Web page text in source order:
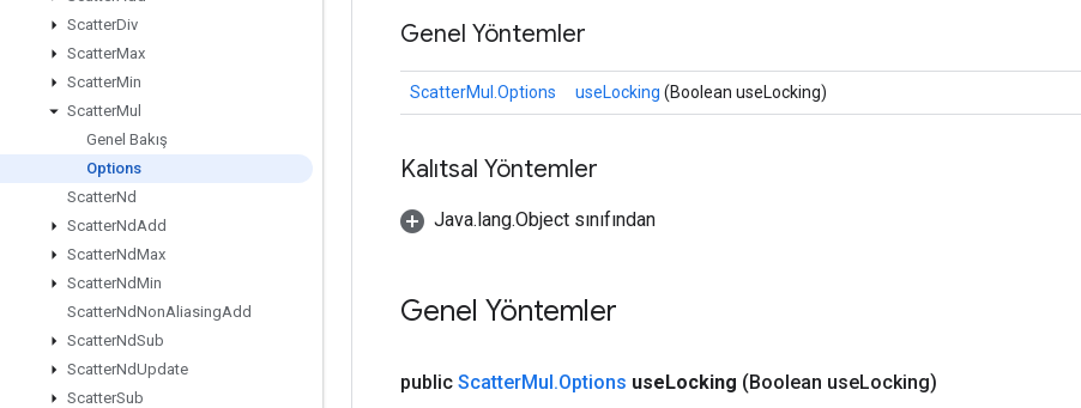
ScatterDiv
ScatterMax
ScatterMin
ScatterMul
Genel Bakış
Options
ScatterNd
ScatterNdAdd
ScatterNdMax
ScatterNdMin
ScatterNdNonAliasingAdd
ScatterNdSub
ScatterNdUpdate
ScatterSub
Genel Yöntemler
ScatterMul.Options useLocking (Boolean useLocking)
Kalıtsal Yöntemler
Java.lang.Object sınıfından
Genel Yöntemler
public ScatterMul.Options useLocking (Boolean useLocking)